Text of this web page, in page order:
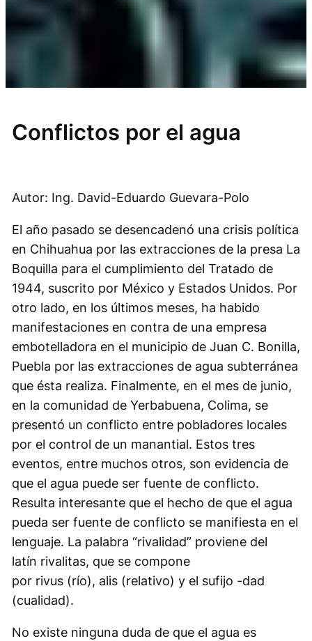
Conflictos por el agua
Autor: Ing. David-Eduardo Guevara-Polo
El año pasado se desencadenó una crisis política
en Chihuahua por las extracciones de la presa La
Boquilla para el cumplimiento del Tratado de
1944, suscrito por México y Estados Unidos. Por
otro lado, en los últimos meses, ha habido
manifestaciones en contra de una empresa
embotelladora en el municipio de Juan C. Bonilla,
Puebla por las extracciones de agua subterránea
que ésta realiza. Finalmente, en el mes de junio,
en la comunidad de Yerbabuena, Colima, se
presentó un conflicto entre pobladores locales
por el control de un manantial. Estos tres
eventos, entre muchos otros, son evidencia de
que el agua puede ser fuente de conflicto.
Resulta interesante que el hecho de que el agua
pueda ser fuente de conflicto se manifiesta en el
lenguaje. La palabra “rivalidad” proviene del
latín rivalitas, que se compone
por rivus (río), alis (relativo) y el sufijo -dad
(cualidad).
No existe ninguna duda de que el agua es